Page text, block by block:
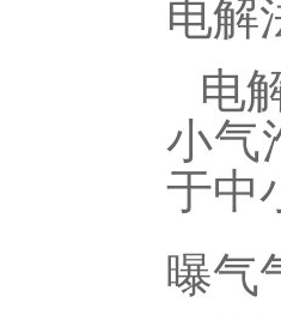
电解
电
小气
于中
曝气